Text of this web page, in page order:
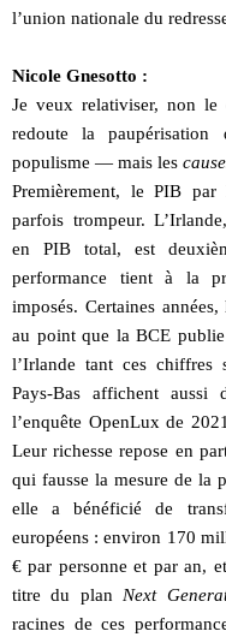
l’union nationale du
Nicole Gnesotto :
Je veux relativiser, non
redoute la
populisme — mais les
Premièrement, le PIB
parfois trompeur.
en PIB total, est
performance tient à la
imposés. Certaines
au point que la BCE publie
l’Irlande tant ces chiffres
Pays-Bas affichent
l’enquête OpenLux de
Leur richesse repose en
qui fausse la mesure de la
elle a bénéficié de
européens : environ 170
€ par personne et par an,
titre du plan Next
racines de ces